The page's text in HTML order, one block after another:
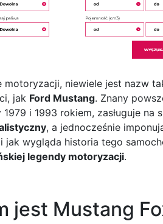
motoryzacji, niewiele jest nazw
jak Ford Mustang. Znany
i 1993 rokiem, zasługuje na
, a jednocześnie
i jak wygląda historia tego
legendy motoryzacji.
jest Mustang